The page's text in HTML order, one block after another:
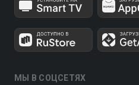
МЫ В СОЦСЕТЯХ